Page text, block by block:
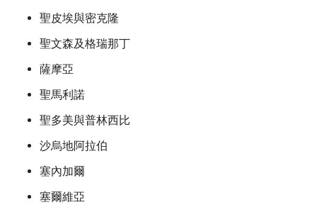
聖皮埃與密克隆
聖文森及格瑞那丁
薩摩亞
聖馬利諾
聖多美與普林西比
沙烏地阿拉伯
塞內加爾
塞爾維亞